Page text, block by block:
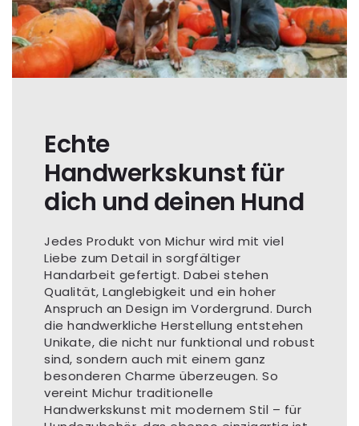
Echte
Handwerkskunst für
dich und deinen Hund
Jedes Produkt von Michur wird mit viel
Liebe zum Detail in sorgfältiger
Handarbeit gefertigt. Dabei stehen
Qualität, Langlebigkeit und ein hoher
Anspruch an Design im Vordergrund. Durch
die handwerkliche Herstellung entstehen
Unikate, die nicht nur funktional und robust
sind, sondern auch mit einem ganz
besonderen Charme überzeugen. So
vereint Michur traditionelle
Handwerkskunst mit modernem Stil – für